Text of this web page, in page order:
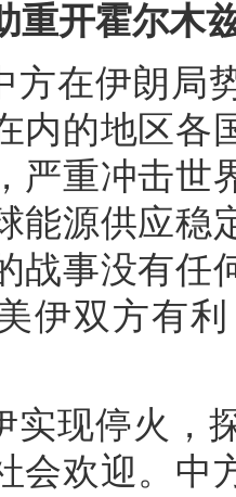
重开霍尔木
方在伊朗局
内的地区各
严重冲击世
能源供应稳
战事没有任
伊双方有
实现停火，
会欢迎。中